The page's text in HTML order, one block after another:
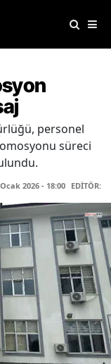
personel
süreci
2026 - 18:00 EDİTÖR: